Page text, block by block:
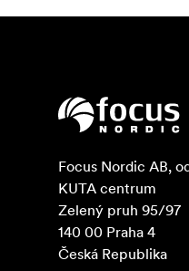
Focus Nordic AB,
KUTA centrum
Zelený pruh 95/97
140 00 Praha 4
Česká Republika